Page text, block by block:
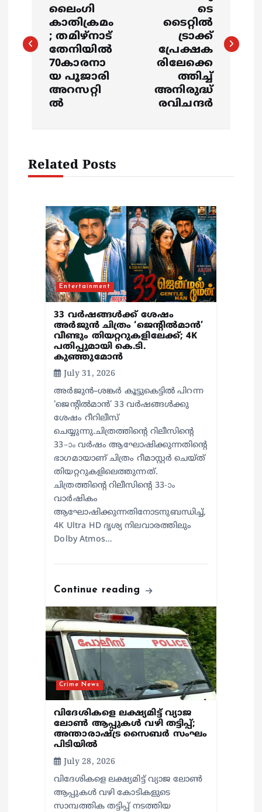
s
t
ലൈംഗി
കാതിക്രമം
; തമിഴ്നാട്
തേനിയിൽ
70കാരനാ
യ പൂജാരി
അറസറ്റി
ൽ
ടെ
ടൈറ്റിൽ
ട്രാക്ക്
പ്രേക്ഷക
രിലേക്കെ
ത്തിച്ച്‌
അനിരുദ്ധ്
രവിചന്ദർ
Related Posts
Entertainment
33 വർഷങ്ങൾക്ക് ശേഷം
അർജുൻ ചിത്രം ‘ജെന്റിൽമാൻ’
വീണ്ടും തിയറ്ററുകളിലേക്ക്; 4K
പതിപ്പുമായി കെ.ടി.
കുഞ്ഞുമോൻ
July 31, 2026
അർജുൻ–ശങ്കർ കൂട്ടുകെട്ടിൽ പിറന്ന
‘ജെന്റിൽമാൻ’ 33 വർഷങ്ങൾക്കു
ശേഷം റീറിലീസ്
ചെയ്യുന്നു.ചിത്രത്തിന്റെ റിലീസിന്റെ
33–ാം വർഷം ആഘോഷിക്കുന്നതിന്റെ
ഭാഗമായാണ് ചിത്രം റീമാസ്റ്റർ ചെയ്ത്
തിയറ്ററുകളിലെത്തുന്നത്.
ചിത്രത്തിന്റെ റിലീസിന്റെ 33-ാം
വാർഷികം
ആഘോഷിക്കുന്നതിനോടനുബന്ധിച്ച്,
4K Ultra HD ദൃശ്യ നിലവാരത്തിലും
Dolby Atmos…
Continue reading
Crime News
വിദേശികളെ ലക്ഷ്യമിട്ട് വ്യാജ
ലോൺ ആപ്പുകൾ വഴി തട്ടിപ്പ്;
അന്താരാഷ്ട്ര സൈബർ സംഘം
പിടിയിൽ
July 28, 2026
വിദേശികളെ ലക്ഷ്യമിട്ട് വ്യാജ ലോൺ
ആപ്പുകൾ വഴി കോടികളുടെ
സാമ്പത്തിക തട്ടിപ്പ് നടത്തിയ